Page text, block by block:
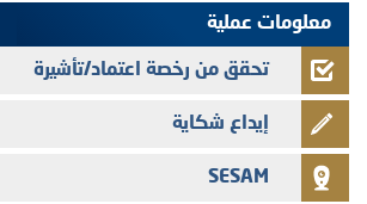
معلومات عملية
تحقق من رخصة اعتماد/تأشيرة
إيداع شكاية
SESAM